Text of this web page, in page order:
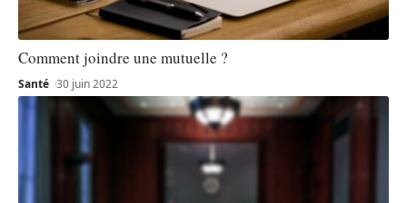
Comment joindre une mutuelle ?
Santé 30 juin 2022